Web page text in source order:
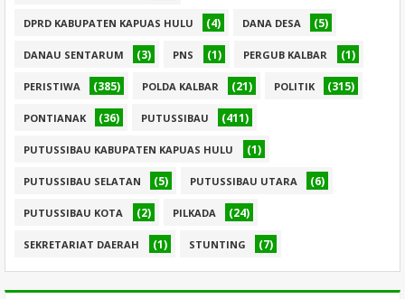
DPRD KABUPATEN KAPUAS HULU (4) DANA DESA (5)
DANAU SENTARUM (3) PNS (1) PERGUB KALBAR (1)
PERISTIWA (385) POLDA KALBAR (21) POLITIK (315)
PONTIANAK (36) PUTUSSIBAU (411)
PUTUSSIBAU KABUPATEN KAPUAS HULU (1)
PUTUSSIBAU SELATAN (5) PUTUSSIBAU UTARA (6)
PUTUSSIBAU KOTA (2) PILKADA (24)
SEKRETARIAT DAERAH (1) STUNTING (7)